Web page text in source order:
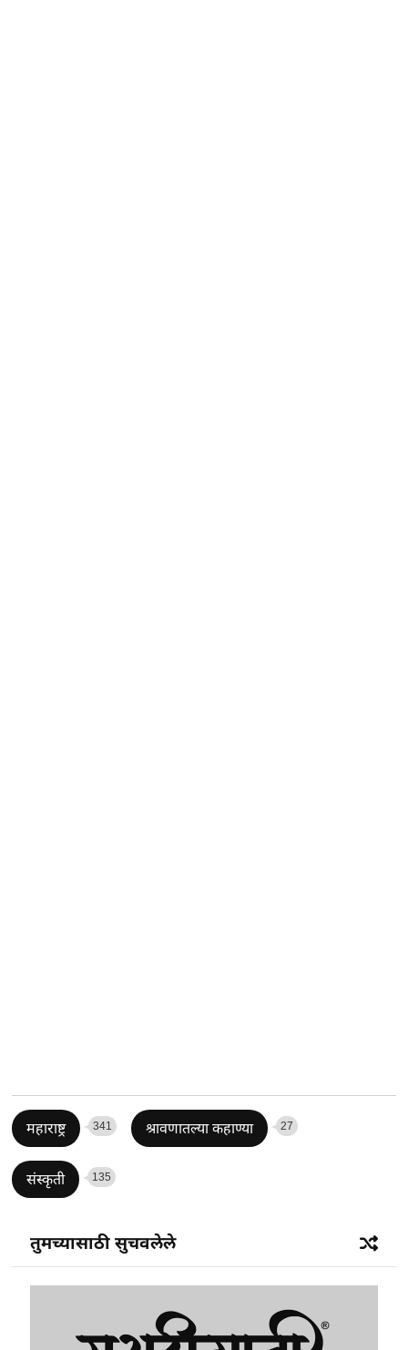
महाराष्ट्र 341 श्रावणातल्या कहाण्या 27
संस्कृती 135
तुमच्यासाठी सुचवलेले